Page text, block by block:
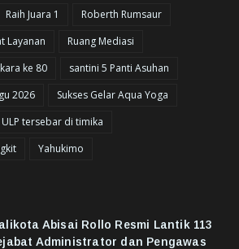
Raih Juara 1
Roberth Rumsaur
Layanan
Ruang Mediasi
ke 80
santini 5 Panti Asuhan
2026
Sukses Gelar Aqua Yoga
ULP tersebar di timika
Yahukimo
Abisai Rollo Resmi Lantik 113
Administrator dan Pengawas